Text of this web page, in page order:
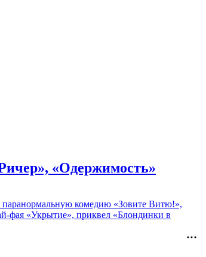
«Одержимость»
паранормальную комедию «Зовите Витю!»,
фая «Укрытие», приквел «Блондинки в